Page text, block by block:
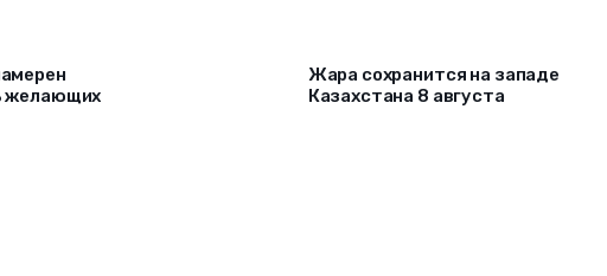
желающих
Жара сохранится на западе
Казахстана 8 августа